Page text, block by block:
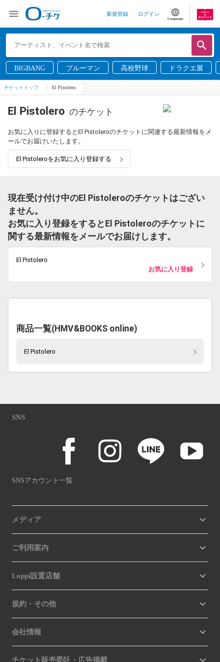
新規登録 ログイン
Language
BIGBANG ブルーマン 高校野球 ドラクエ展
チケットトップ El Pistolero
El Pistolero のチケット
お気に入りに登録するとEl Pistoleroのチケットに関連する最新情報をメ
ールでお届けいたします。
El Pistoleroをお気に入り登録する
現在受け付け中のEl Pistoleroのチケットはござい
ません。
お気に入り登録をするとEl Pistoleroのチケットに
関する最新情報をメールでお届けします。
El Pistolero
お気に入り登録
商品一覧(HMV&BOOKS online)
El Pistolero
SNS
SNSアカウント一覧
メディア
ご利用案内
Loppi設置店舗
規約・その他
会社情報
チケット販売委託・広告掲載